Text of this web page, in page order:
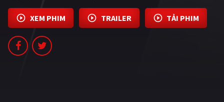
BLOG XEM PHIM TRAILER TẢI PHIM